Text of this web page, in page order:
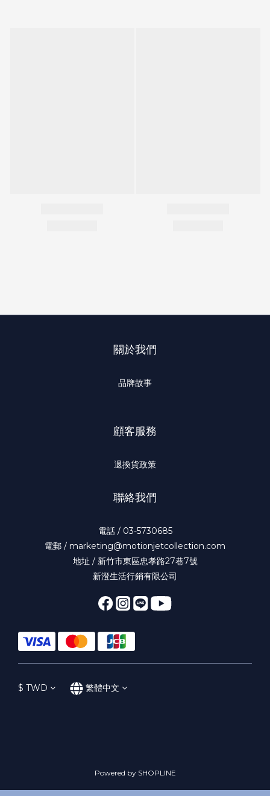
關於我們
品牌故事
顧客服務
退換貨政策
聯絡我們
電話 / 03-5730685
電郵 / marketing@motionjetcollection.com
地址 / 新竹市東區忠孝路27巷7號
新澄生活行銷有限公司
$ TWD 繁體中文
Powered by SHOPLINE